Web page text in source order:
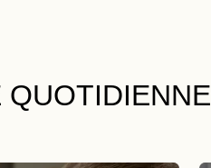
QUOTIDIENNE